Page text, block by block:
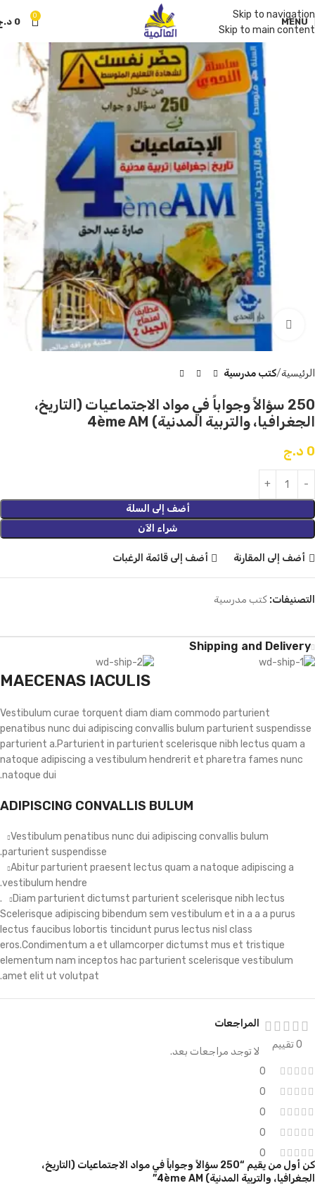
Skip to navigation
Skip to main content
MENU
0
0
Click to enlarge
الرئيسية كتب مدرسية
250 سؤالاً وجواباً في مواد الاجتماعيات (التاريخ،
الجغرافيا، والتربية المدنية) 4ème AM
0 د.ج
أضف إلى السلة
شراء الآن
أضف إلى المقارنة أضف إلى قائمة الرغبات
التصنيفات: كتب مدرسية
Shipping and Delivery
MAECENAS IACULIS
Vestibulum curae torquent diam diam commodo parturient
penatibus nunc dui adipiscing convallis bulum parturient suspendisse
parturient a.Parturient in parturient scelerisque nibh lectus quam a
natoque adipiscing a vestibulum hendrerit et pharetra fames nunc
natoque dui.
ADIPISCING CONVALLIS BULUM
Vestibulum penatibus nunc dui adipiscing convallis bulum
parturient suspendisse.
Abitur parturient praesent lectus quam a natoque adipiscing a
vestibulum hendre.
Diam parturient dictumst parturient scelerisque nibh lectus.
Scelerisque adipiscing bibendum sem vestibulum et in a a a purus
lectus faucibus lobortis tincidunt purus lectus nisl class
eros.Condimentum a et ullamcorper dictumst mus et tristique
elementum nam inceptos hac parturient scelerisque vestibulum
amet elit ut volutpat.
0 تقييم
0
0
0
0
0
المراجعات
لا توجد مراجعات بعد.
كن أول من يقيم “250 سؤالاً وجواباً في مواد الاجتماعيات (التاريخ،
الجغرافيا، والتربية المدنية) 4ème AM”